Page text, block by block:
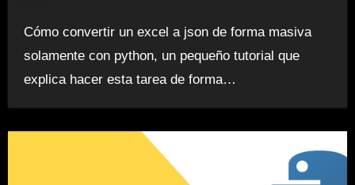
Cómo convertir un excel a json de forma masiva
solamente con python, un pequeño tutorial que
explica hacer esta tarea de forma…